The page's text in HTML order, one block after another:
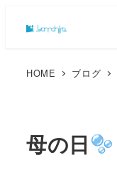
HOME ブログ
母の日